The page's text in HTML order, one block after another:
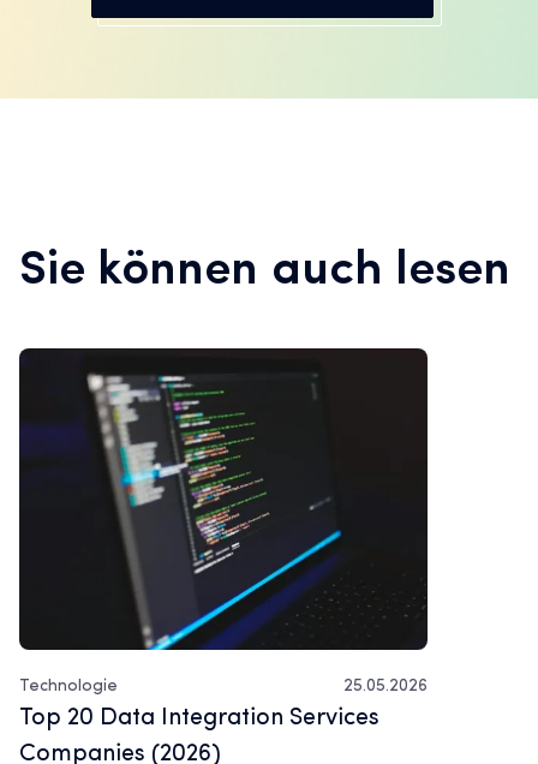
Sie können auch lesen
Technologie 25.05.2026
Top 20 Data Integration Services
Companies (2026)